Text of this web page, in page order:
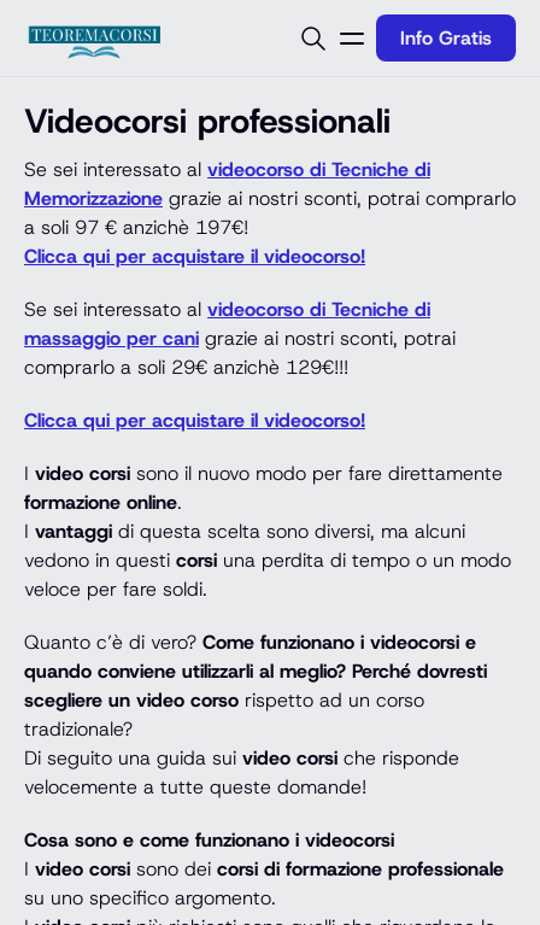
Info Gratis
Videocorsi professionali
Se sei interessato al videocorso di Tecniche di
Memorizzazione grazie ai nostri sconti, potrai comprarlo
a soli 97 € anzichè 197€!
Clicca qui per acquistare il videocorso!
Se sei interessato al videocorso di Tecniche di
massaggio per cani grazie ai nostri sconti, potrai
comprarlo a soli 29€ anzichè 129€!!!
Clicca qui per acquistare il videocorso!
I video corsi sono il nuovo modo per fare direttamente
formazione online.
I vantaggi di questa scelta sono diversi, ma alcuni
vedono in questi corsi una perdita di tempo o un modo
veloce per fare soldi.
Quanto c’è di vero? Come funzionano i videocorsi e
quando conviene utilizzarli al meglio? Perché dovresti
scegliere un video corso rispetto ad un corso
tradizionale?
Di seguito una guida sui video corsi che risponde
velocemente a tutte queste domande!
Cosa sono e come funzionano i videocorsi
I video corsi sono dei corsi di formazione professionale
su uno specifico argomento.